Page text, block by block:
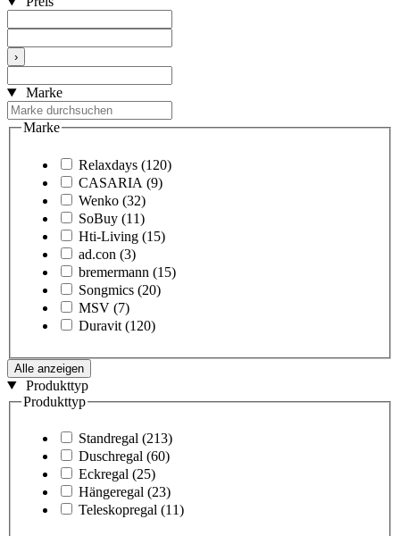
›
Marke
Marke
Relaxdays (120)
CASARIA (9)
Wenko (32)
SoBuy (11)
Hti-Living (15)
ad.con (3)
bremermann (15)
Songmics (20)
MSV (7)
Duravit (120)
Alle anzeigen
Produkttyp
Produkttyp
Standregal (213)
Duschregal (60)
Eckregal (25)
Hängeregal (23)
Teleskopregal (11)